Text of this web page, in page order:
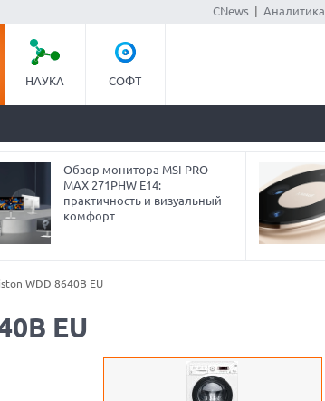
CNews| Аналитика
НАУКА СОФТ
Обзор монитора MSI PRO
MAX 271PHW E14:
практичность и визуальный
комфорт
WDD 8640B EU
EU